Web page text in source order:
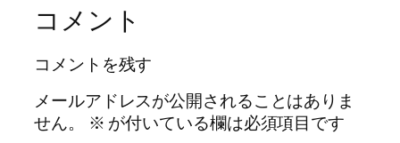
コメント
コメントを残す
メールアドレスが公開されることはありま
せん。
※ が付いている欄は必須項目です